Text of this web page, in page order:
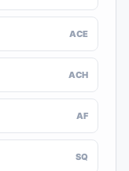
ACE
ACH
AF
SQ